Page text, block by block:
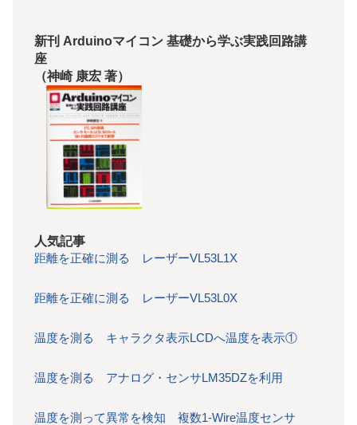
新刊 Arduinoマイコン 基礎から学ぶ実践回路講
座
（神崎 康宏 著）
人気記事
距離を正確に測る レーザーVL53L1X
距離を正確に測る レーザーVL53L0X
温度を測る キャラクタ表示LCDへ温度を表示①
温度を測る アナログ・センサLM35DZを利用
温度を測って異常を検知 複数1-Wire温度センサ